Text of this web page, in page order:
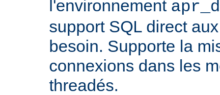
l'environnement
support SQL direct
besoin. Supporte la
connexions dans les
threadés.